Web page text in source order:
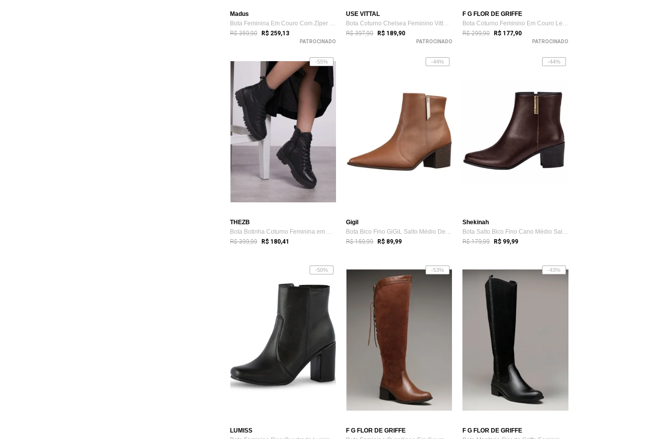
Madus
Bota Feminina Em Couro Com Zíper Confor...
R$ 359,90 R$ 259,13
PATROCINADO
USE VITTAL
Bota Coturno Chelsea Feminino Vittal Lui...
R$ 397,90 R$ 189,90
PATROCINADO
F G FLOR DE GRIFFE
Bota Coturno Feminino Em Couro Legítimo ...
R$ 299,90 R$ 177,90
PATROCINADO
-55%
THEZB
Bota Botinha Coturno Feminina em Couro C...
R$ 399,99 R$ 180,41
-44%
Gigil
Bota Bico Fino GiGiL Salto Médio Detalhe...
R$ 159,99 R$ 89,99
-44%
Shekinah
Bota Salto Bico Fino Cano Médio Salto Gr...
R$ 179,99 R$ 99,99
-50%
LUMISS
-53%
F G FLOR DE GRIFFE
-43%
F G FLOR DE GRIFFE